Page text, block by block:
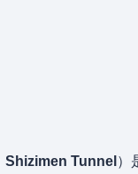
Shizimen Tunnel ）